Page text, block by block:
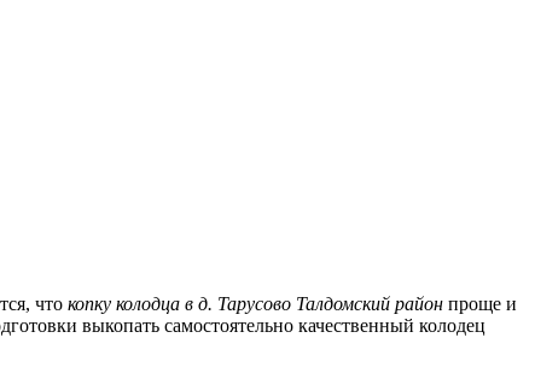
что копку колодца в д. Тарусово Талдомский район проще и
выкопать самостоятельно качественный колодец